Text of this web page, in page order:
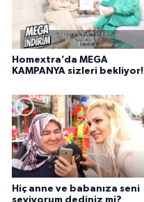
Homextra’da MEGA
KAMPANYA sizleri bekliyor!
Hiç anne ve babanıza seni
seviyorum dediniz mi?